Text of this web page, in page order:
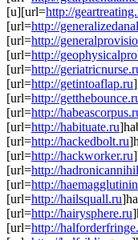
[u][url=http://
[url=http://
[url=http://
[url=http://
[url=http://
[url=http://getintoaflap.ru
[url=http://
[url=http://
[url=http://habituate.ru
[url=http://hackedbolt.ru
[url=http://hackworker.ru
[url=http://
[url=http://
[url=http://hailsquall.ru
[url=http://hairysphere.ru
[url=http://